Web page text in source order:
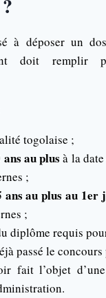
à déposer un
doit remplir
togolaise ;
ans au plus à la
;
ans au plus au 1er
;
diplôme requis
passé le
fait l’objet